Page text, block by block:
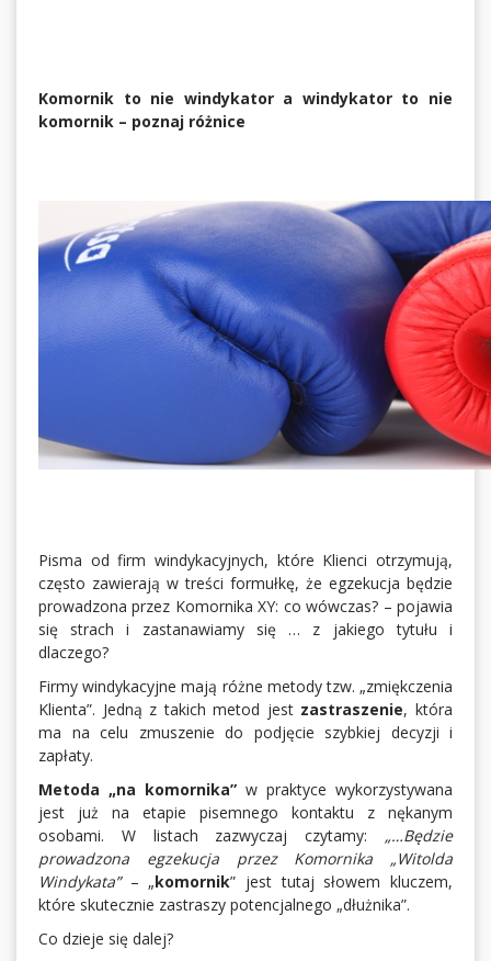
Komornik to nie windykator a windykator to nie
komornik – poznaj różnice
Pisma od firm windykacyjnych, które Klienci otrzymują,
często zawierają w treści formułkę, że egzekucja będzie
prowadzona przez Komornika XY: co wówczas? – pojawia
się strach i zastanawiamy się … z jakiego tytułu i
dlaczego?
Firmy windykacyjne mają różne metody tzw. „zmiękczenia
Klienta”. Jedną z takich metod jest zastraszenie, która
ma na celu zmuszenie do podjęcie szybkiej decyzji i
zapłaty.
Metoda „na komornika” w praktyce wykorzystywana
jest już na etapie pisemnego kontaktu z nękanym
osobami. W listach zazwyczaj czytamy: „…Będzie
prowadzona egzekucja przez Komornika „Witolda
Windykata”– „komornik” jest tutaj słowem kluczem,
które skutecznie zastraszy potencjalnego „dłużnika”.
Co dzieje się dalej?